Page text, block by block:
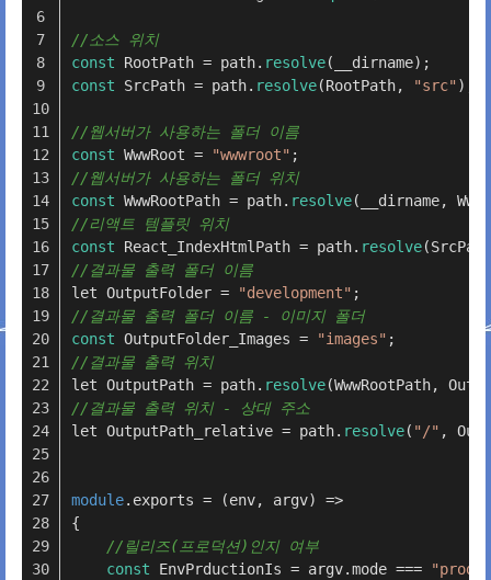
//소스 위치
const RootPath = path. resolve(__dirname);
const SrcPath = path. resolve(RootPath, "src" );
//웹서버가 사용하는 폴더 이름
const WwwRoot = "wwwroot" ;
//웹서버가 사용하는 폴더 위치
const WwwRootPath = path. resolve(__dirname,
//리액트 템플릿 위치
const React_IndexHtmlPath = path. resolve
//결과물 출력 폴더 이름
let OutputFolder =
"development" ;
//결과물 출력 폴더 이름 - 이미지 폴더
const OutputFolder_Images = "images" ;
//결과물 출력 위치
let OutputPath = path. resolve(WwwRootPath,
//결과물 출력 위치 - 상대 주소
let OutputPath_relative = path. resolve( "/" ,
module.exports = (env, argv) =>
{
//릴리즈(프로덕션)인지 여부
const EnvPrductionIs = argv.mode ===